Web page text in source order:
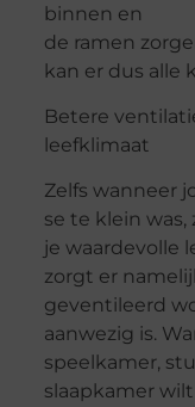
binnen en
de ramen
kan er dus alle
Betere
leefklimaat
Zelfs wanneer
se te klein
je waardevolle
zorgt er
geventileerd
aanwezig is.
speelkamer,
slaapkamer